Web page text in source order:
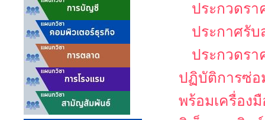
ประกวดร
ประกาศรั
ประกวดร
ปฏิบัติการซ่อ
พร้อมเครื่อง